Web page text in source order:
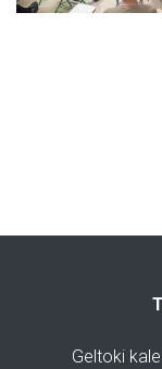
Geltoki